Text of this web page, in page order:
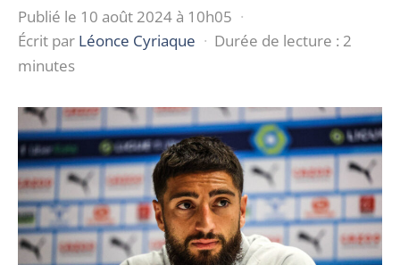
Publié le 10 août 2024 à 10h05 ·
Écrit par Léonce Cyriaque · Durée de lecture : 2
minutes